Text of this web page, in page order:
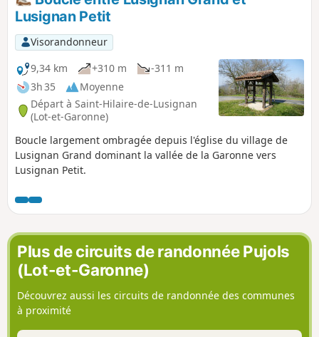
Lusignan Petit
Visorandonneur
9,34 km
+310 m
-311 m
3h 35
Moyenne
Départ à Saint-Hilaire-de-Lusignan
(Lot-et-Garonne)
Boucle largement ombragée depuis l'église du village de
Lusignan Grand dominant la vallée de la Garonne vers
Lusignan Petit.
Plus de circuits de randonnée Pujols
(Lot-et-Garonne)
Découvrez aussi les circuits de randonnée des communes
à proximité